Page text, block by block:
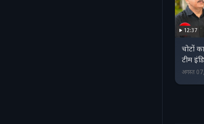
12:37
चोटों
टीम
अगस्त